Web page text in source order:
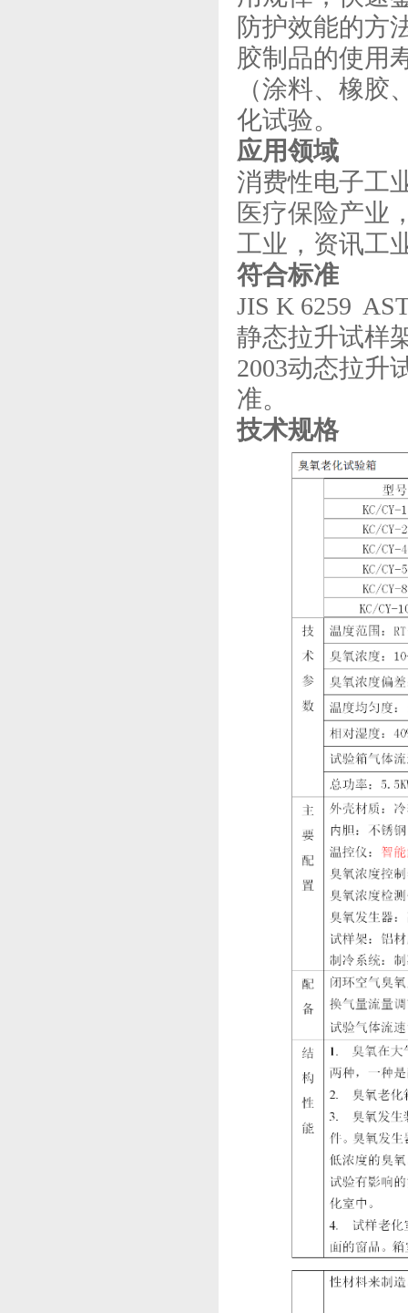
防护效能的方
胶制品的使用
（涂料、橡
化试验。
应用领域
消费性电子工
医疗保险产业
工业，资讯工
符合标准
JIS K 6259
静态拉升试样
2003动态拉升
准。
技术规格